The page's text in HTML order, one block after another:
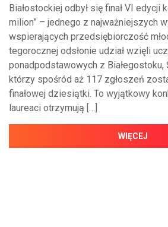
Białostockiej odbył się finał VI edycji
milion” – jednego z najważniejszych
wspierających przedsiębiorczość
tegorocznej odsłonie udział wzięli
ponadpodstawowych z Białegostoku,
którzy spośród aż 117 zgłoszeń
finałowej dziesiątki. To wyjątkowy
laureaci otrzymują […]
WIĘCEJ